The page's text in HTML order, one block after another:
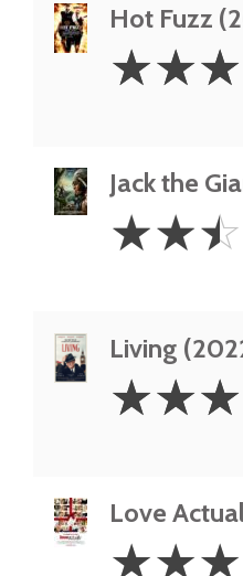
Hot Fuzz
Stars
☆☆☆
Jack the
2.5
Stars
☆☆☆
Living
Stars
☆☆☆
Love
☆☆☆